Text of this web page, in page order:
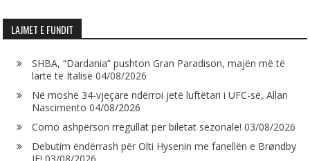
LAJMET E FUNDIT
SHBA, “Dardania” pushton Gran Paradison, majën më të
lartë të Italisë 04/08/2026
Në moshë 34-vjeçare ndërroi jetë luftëtari i UFC-së, Allan
Nascimento 04/08/2026
Como ashpërson rregullat për biletat sezonale! 03/08/2026
Debutim ëndërrash për Olti Hysenin me fanellën e Brøndby